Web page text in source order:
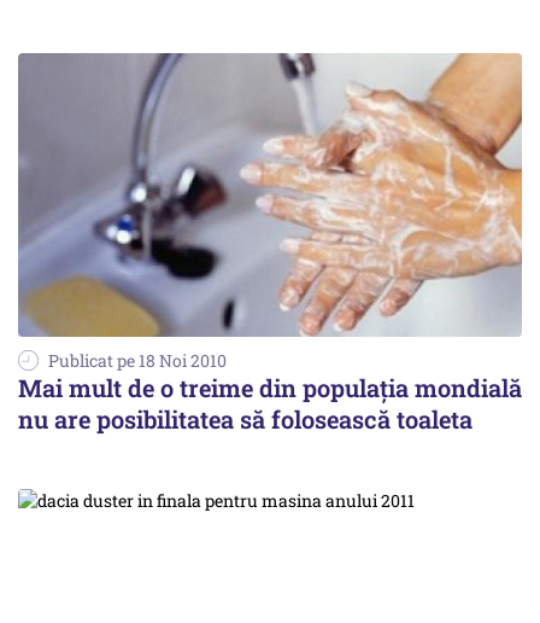
Publicat pe 18 Noi 2010
Mai mult de o treime din populația mondială
nu are posibilitatea să folosească toaleta